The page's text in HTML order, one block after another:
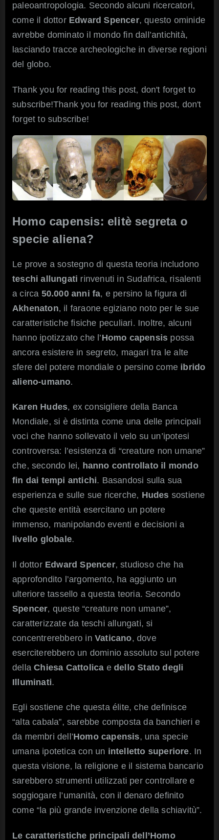
paleoantropologia. Secondo alcuni ricercatori,
come il dottor Edward Spencer, questo ominide
avrebbe dominato il mondo fin dall’antichità,
lasciando tracce archeologiche in diverse regioni
del globo.
Thank you for reading this post, don't forget to
subscribe!Thank you for reading this post, don't
forget to subscribe!
Homo capensis: elitè segreta o
specie aliena?
Le prove a sostegno di questa teoria includono
teschi allungati rinvenuti in Sudafrica, risalenti
a circa 50.000 anni fa, e persino la figura di
Akhenaton, il faraone egiziano noto per le sue
caratteristiche fisiche peculiari. Inoltre, alcuni
hanno ipotizzato che l’Homo capensis possa
ancora esistere in segreto, magari tra le alte
sfere del potere mondiale o persino come ibrido
alieno-umano.
Karen Hudes, ex consigliere della Banca
Mondiale, si è distinta come una delle principali
voci che hanno sollevato il velo su un’ipotesi
controversa: l’esistenza di “creature non umane”
che, secondo lei, hanno controllato il mondo
fin dai tempi antichi. Basandosi sulla sua
esperienza e sulle sue ricerche, Hudes sostiene
che queste entità esercitano un potere
immenso, manipolando eventi e decisioni a
livello globale.
Il dottor Edward Spencer, studioso che ha
approfondito l’argomento, ha aggiunto un
ulteriore tassello a questa teoria. Secondo
Spencer, queste “creature non umane”,
caratterizzate da teschi allungati, si
concentrerebbero in Vaticano, dove
eserciterebbero un dominio assoluto sul potere
dellaChiesa Cattolica edello Stato degli
Illuminati.
Egli sostiene che questa élite, che definisce
“alta cabala”, sarebbe composta da banchieri e
da membri dell’Homo capensis, una specie
umana ipotetica con un intelletto superiore. In
questa visione, la religione e il sistema bancario
sarebbero strumenti utilizzati per controllare e
soggiogare l’umanità, con il denaro definito
come “la più grande invenzione della schiavitù”.
Le caratteristiche principali dell’Homo